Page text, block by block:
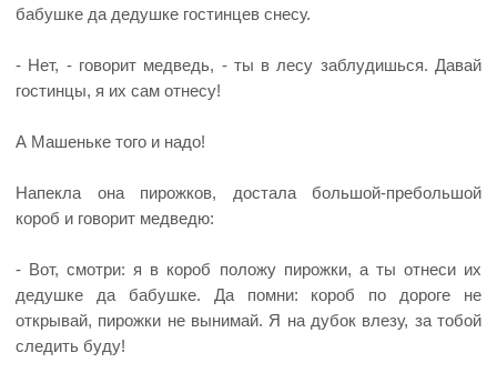
бабушке да дедушке гостинцев снесу.
- Нет, - говорит медведь, - ты в лесу заблудишься. Давай
гостинцы, я их сам отнесу!
А Машеньке того и надо!
Напекла она пирожков, достала большой-пребольшой
короб и говорит медведю:
- Вот, смотри: я в короб положу пирожки, а ты отнеси их
дедушке да бабушке. Да помни: короб по дороге не
открывай, пирожки не вынимай. Я на дубок влезу, за тобой
следить буду!